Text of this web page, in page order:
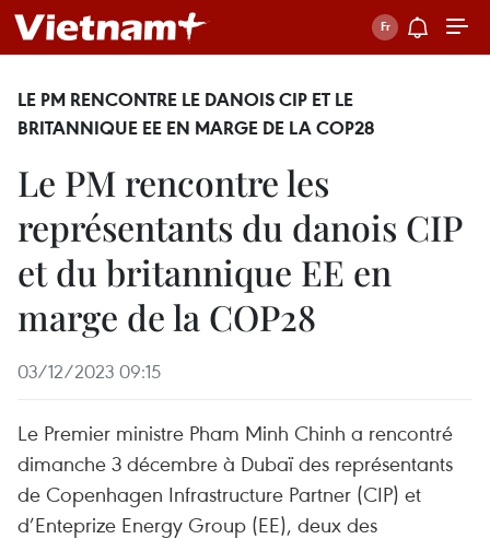
LE PM RENCONTRE LE DANOIS CIP ET LE
BRITANNIQUE EE EN MARGE DE LA COP28
Le PM rencontre les
représentants du danois CIP
et du britannique EE en
marge de la COP28
03/12/2023 09:15
Le Premier ministre Pham Minh Chinh a rencontré
dimanche 3 décembre à Dubaï des représentants
de Copenhagen Infrastructure Partner (CIP) et
d’Enteprize Energy Group (EE), deux des